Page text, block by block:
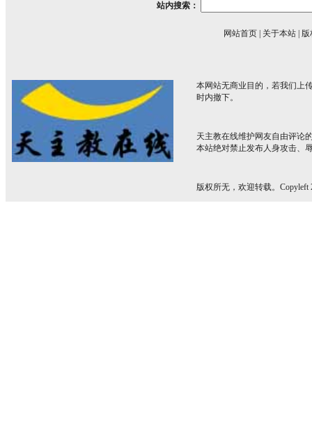
站内搜索：
网站首页 关于本站 版
本网站无商业目的，若我们上
时内撤下。
天主教在线维护网友自由评论
本站绝对禁止发布人身攻击、
版权所无，欢迎转载。